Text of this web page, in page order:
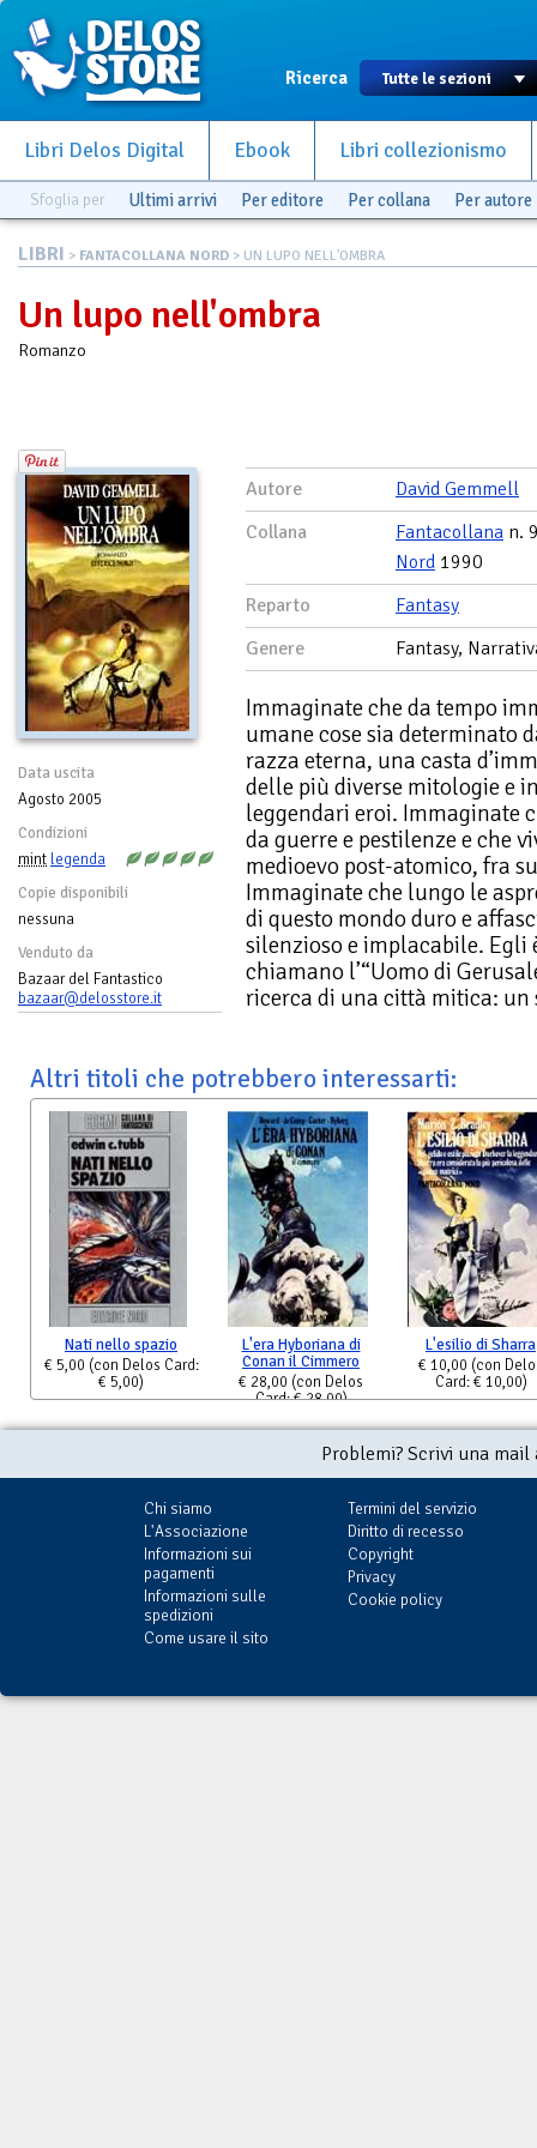
Ricerca
Libri Delos Digital Ebook Libri collezionismo
Sfoglia per Ultimi arrivi Per editore Per collana Per autore
LIBRI > FANTACOLLANA NORD > UN LUPO NELL'OMBRA
Un lupo nell'ombra
Romanzo
Data uscita
Agosto 2005
Condizioni
mint legenda
Copie disponibili
nessuna
Venduto da
Bazaar del Fantastico
bazaar@delosstore.it
Autore
David Gemmell
Collana
Fantacollana n.
Nord 1990
Reparto
Fantasy
Genere
Fantasy,
Immaginate che da tempo
umane cose sia determinato
razza eterna, una casta
delle più diverse mitologie e
leggendari eroi. Immaginate
da guerre e pestilenze e che
medioevo post-atomico, fra
Immaginate che lungo le
di questo mondo duro e
silenzioso e implacabile.
chiamano l’“Uomo di
ricerca di una città mitica: un
Altri titoli che potrebbero interessarti:
Nati nello spazio
€ 5,00 (con Delos Card:
€ 5,00)
L'era Hyboriana di
Conan il Cimmero
€ 28,00 (con Delos
Card: € 28,00)
L'esilio di Sharra
€ 10,00 (con
Card: € 10,00)
Problemi? Scrivi una
Chi siamo
L'Associazione
Informazioni sui
pagamenti
Informazioni sulle
spedizioni
Come usare il sito
Termini del servizio
Diritto di recesso
Copyright
Privacy
Cookie policy